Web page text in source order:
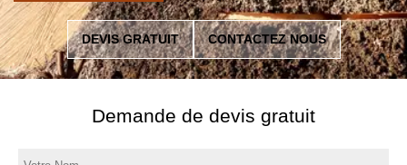
DEVIS GRATUIT CONTACTEZ NOUS
Demande de devis gratuit